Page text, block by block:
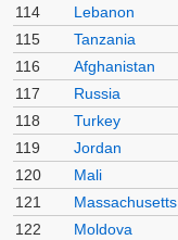
114
Lebanon
115
Tanzania
116
Afghanistan
117
Russia
118
Turkey
119
Jordan
120
Mali
121
Massachusetts
122
Moldova